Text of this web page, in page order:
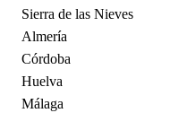
Sierra de las Nieves
Almería
Córdoba
Huelva
Málaga